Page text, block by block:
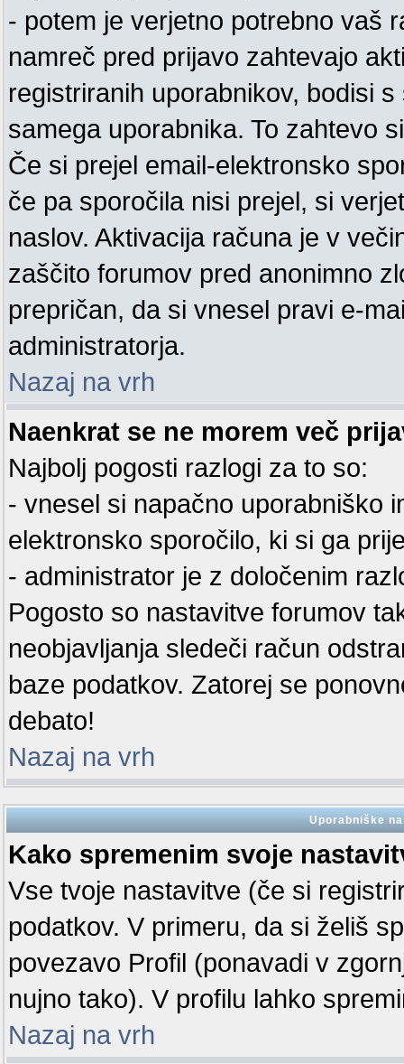
- potem je verjetno potrebno vaš
namreč pred prijavo zahtevajo
registriranih uporabnikov, bodisi
samega uporabnika. To zahtevo
Če si prejel email-elektronsko
če pa sporočila nisi prejel, si
naslov. Aktivacija računa je v
zaščito forumov pred anonimno
prepričan, da si vnesel pravi e-
administratorja.
Nazaj na vrh
Naenkrat se ne morem več
Najbolj pogosti razlogi za to so:
- vnesel si napačno uporabniško
elektronsko sporočilo, ki si ga
- administrator je z določenim
Pogosto so nastavitve forumov
neobjavljanja sledeči račun
baze podatkov. Zatorej se
debato!
Nazaj na vrh
Uporabniške
Kako spremenim svoje
Vse tvoje nastavitve (če si
podatkov. V primeru, da si želiš
povezavo Profil (ponavadi v
nujno tako). V profilu lahko
Nazaj na vrh